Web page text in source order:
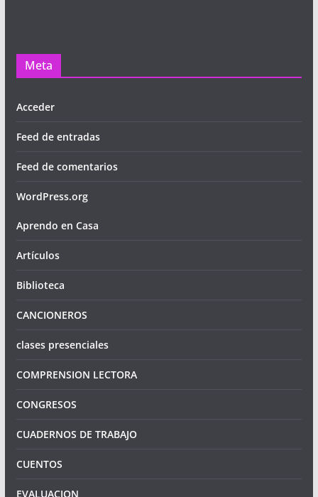
Meta
Acceder
Feed de entradas
Feed de comentarios
WordPress.org
Aprendo en Casa
Artículos
Biblioteca
CANCIONEROS
clases presenciales
COMPRENSION LECTORA
CONGRESOS
CUADERNOS DE TRABAJO
CUENTOS
EVALUACION